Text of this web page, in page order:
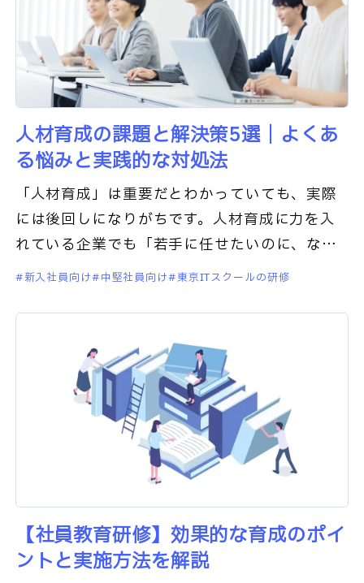
人材育成の課題と解決策5選｜よくあ
る悩みと実践的な対処法
「人材育成」は重要だとわかっていても、実際
には後回しになりがちです。人材育成に力を入
れている企業でも「若手に任せたいのに、なか
なか成長が見えない」、「人材育成の成果がわ
新入社員向け 中堅社員向け 東京ITスクールの研修
【社員教育研修】効果的な育成のポイ
ントと実施方法を解説